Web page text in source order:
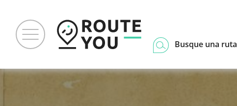
Busque una ruta